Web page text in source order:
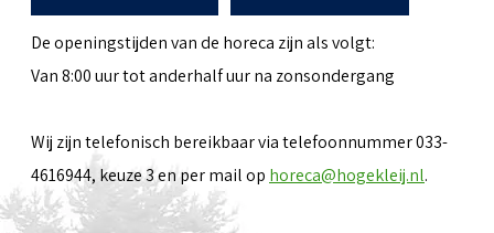
De openingstijden van de horeca zijn als volgt:
Van 8:00 uur tot anderhalf uur na zonsondergang
Wij zijn telefonisch bereikbaar via telefoonnummer 033-
4616944, keuze 3 en per mail op horeca@hogekleij.nl.